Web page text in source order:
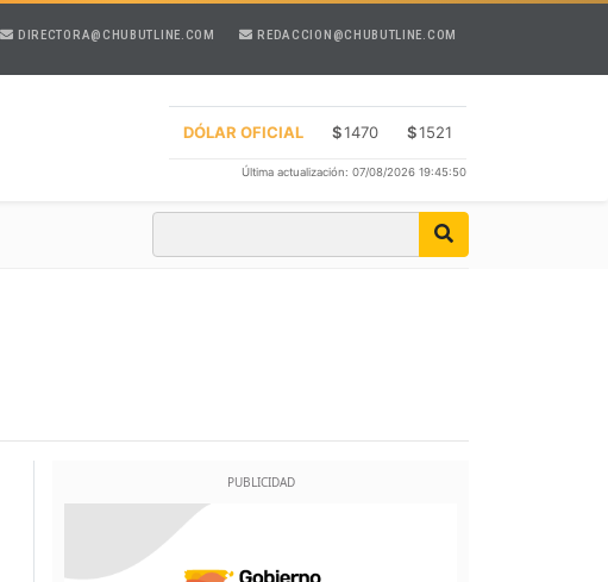
DIRECTORA@CHUBUTLINE.COM REDACCION@CHUBUTLINE.COM
DÓLAR OFICIAL $1470 $1521
Última actualización: 07/08/2026 19:45:50